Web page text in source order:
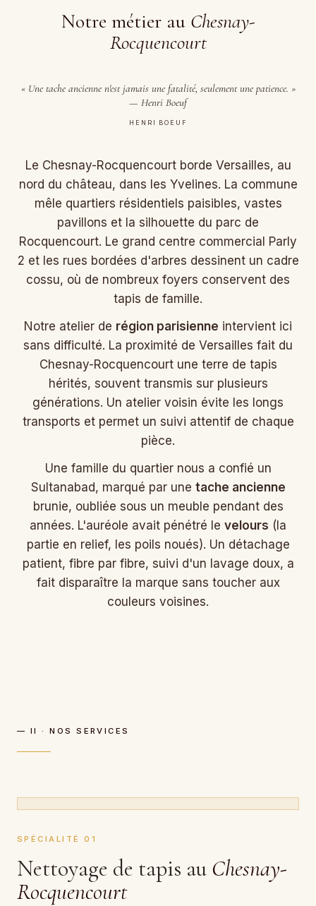
Notre métier au Chesnay-
Rocquencourt
« Une tache ancienne n'est jamais une fatalité, seulement une patience. »
— Henri Boeuf
HENRI BOEUF
Le Chesnay-Rocquencourt borde Versailles, au
nord du château, dans les Yvelines. La commune
mêle quartiers résidentiels paisibles, vastes
pavillons et la silhouette du parc de
Rocquencourt. Le grand centre commercial Parly
2 et les rues bordées d'arbres dessinent un cadre
cossu, où de nombreux foyers conservent des
tapis de famille.
Notre atelier de région parisienne intervient ici
sans difficulté. La proximité de Versailles fait du
Chesnay-Rocquencourt une terre de tapis
hérités, souvent transmis sur plusieurs
générations. Un atelier voisin évite les longs
transports et permet un suivi attentif de chaque
pièce.
Une famille du quartier nous a confié un
Sultanabad, marqué par une tache ancienne
brunie, oubliée sous un meuble pendant des
années. L'auréole avait pénétré le velours (la
partie en relief, les poils noués). Un détachage
patient, fibre par fibre, suivi d'un lavage doux, a
fait disparaître la marque sans toucher aux
couleurs voisines.
— II · NOS SERVICES
SPÉCIALITÉ 01
Nettoyage de tapis au Chesnay-
Rocquencourt